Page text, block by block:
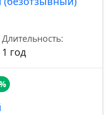
Длительность:
1 год